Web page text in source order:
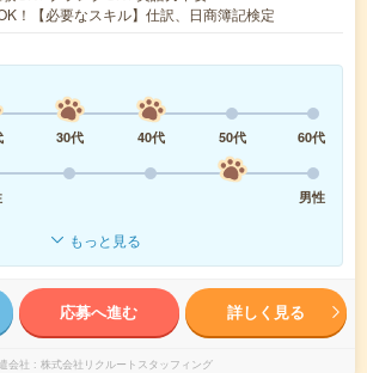
！【必要なスキル】仕訳、日商簿記検定
30代 40代 50代
60代
男性
もっと見る
応募へ進む 詳しく見る
会社 株式会社リクルートスタッフィング